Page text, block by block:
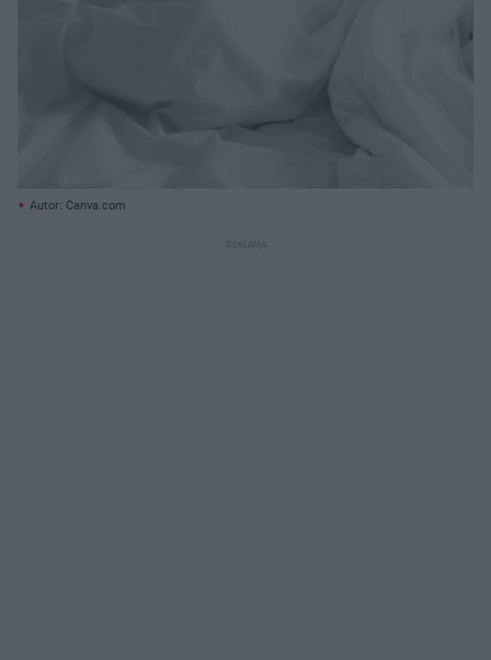
Autor: Canva.com